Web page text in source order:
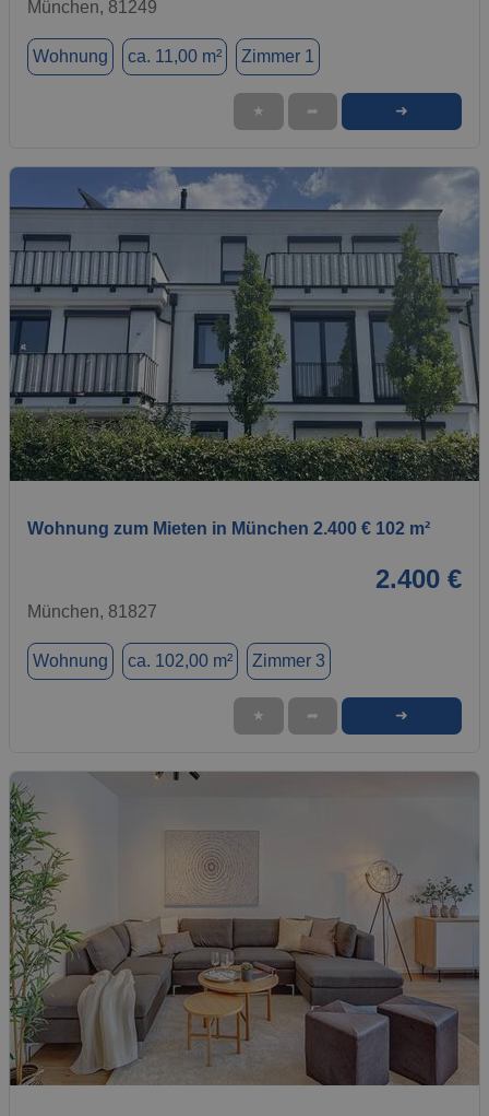
München, 81249
Wohnung ca. 11,00 m² Zimmer 1
★ ➦ ➜
1 / 1
Wohnung zum Mieten in München 2.400 € 102 m²
2.400 €
München, 81827
Wohnung ca. 102,00 m² Zimmer 3
★ ➦ ➜